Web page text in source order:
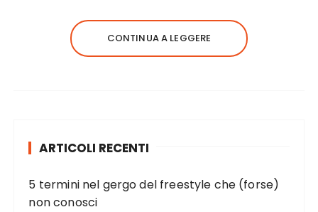
CONTINUA A LEGGERE
ARTICOLI RECENTI
5 termini nel gergo del freestyle che (forse)
non conosci